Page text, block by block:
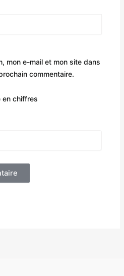
mon e-mail et mon site dans
commentaire.
en chiffres